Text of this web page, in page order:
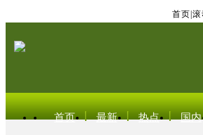
首页 滚
首页 最新 热点 国内